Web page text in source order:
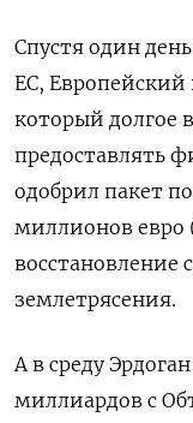
Спустя один
ЕС,
который долгое
предоставлять
одобрил пакет
миллионов евро
восстановление
землетрясения.
А в среду
миллиардов с